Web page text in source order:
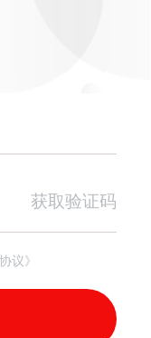
获取验证码
议》